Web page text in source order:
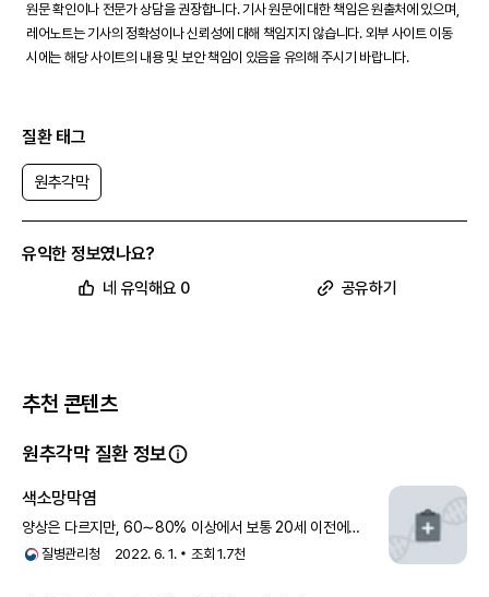
원문 확인이나 전문가 상담을 권장합니다. 기사 원문에 대한 책임은 원출처에 있으며,
레어노트는 기사의 정확성이나 신뢰성에 대해 책임지지 않습니다. 외부 사이트 이동
시에는 해당 사이트의 내용 및 보안 책임이 있음을 유의해 주시기 바랍니다.
질환 태그
원추각막
유익한 정보였나요?
네 유익해요 0 공유하기
추천 콘텐츠
원추각막 질환 정보
색소망막염
양상은 다르지만, 60∼80% 이상에서 보통 20세 이전에
야맹증이 나타납니다. 그 밖에 백내장 녹내장, 원추각막, 근시,
질병관리청 2022. 6. 1. 조회1.7천